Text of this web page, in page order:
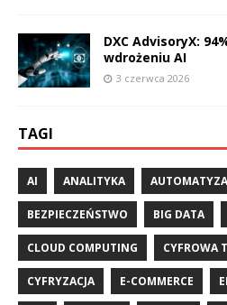
DXC AdvisoryX:
wdrożeniu AI
3 czerwca 2026
TAGI
AI ANALITYKA
BEZPIECZEŃSTWO BIG DATA
CLOUD COMPUTING CYFROWA
CYFRYZACJA E-COMMERCE